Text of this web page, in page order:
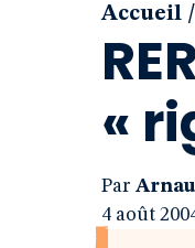
Accueil /
«
Par
4 août